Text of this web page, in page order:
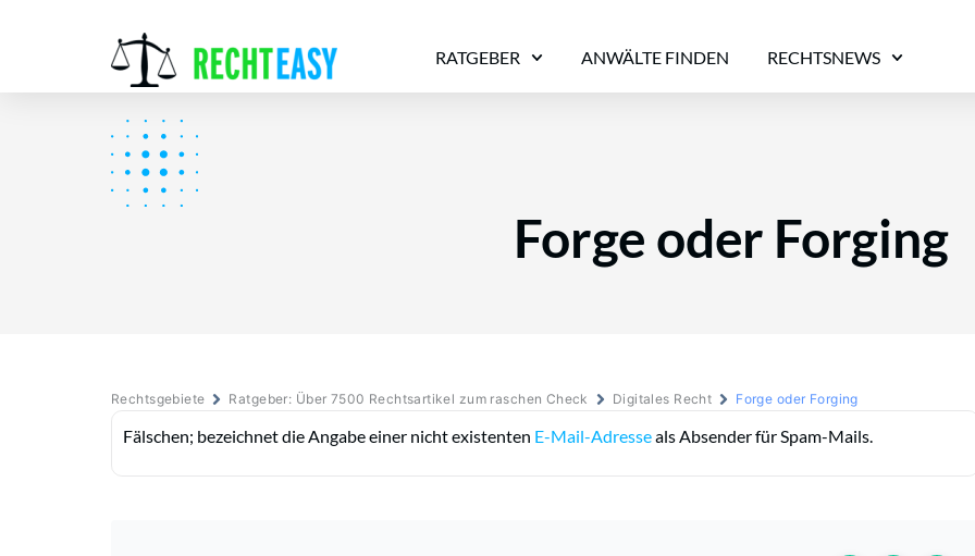
RATGEBER ANWÄLTE FINDEN RECHTSNEWS
Forge oder Forging
Rechtsgebiete Ratgeber: Über 7500 Rechtsartikel zum raschen Check Digitales Recht Forge oder Forging
Fälschen; bezeichnet die Angabe einer nicht existenten E-Mail-Adresseals Absender für Spam-Mails.
Alle Anwälte